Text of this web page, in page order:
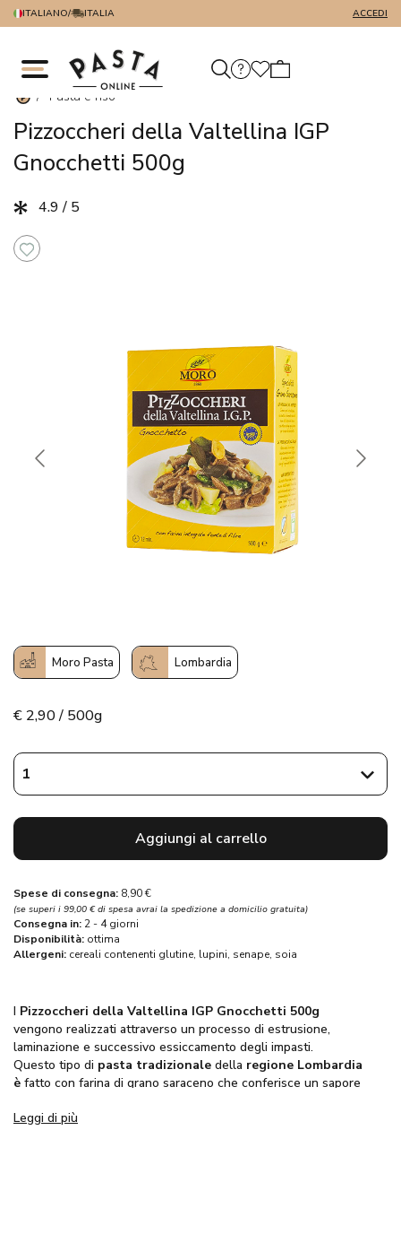
ITALIANO/ ITALIA ACCEDI
/ Pasta e riso
Pizzoccheri della Valtellina IGP
Gnocchetti 500g
4.9 / 5
Moro Pasta Lombardia
€ 2,90 / 500g
Aggiungi al carrello
Spese di consegna: 8,90 €
(se superi i 99,00 € di spesa avrai la spedizione a domicilio gratuita)
Consegna in: 2 - 4 giorni
Disponibilità: ottima
Allergeni: cereali contenenti glutine, lupini, senape, soia
I Pizzoccheri della Valtellina IGP Gnocchetti 500g
vengono realizzati attraverso un processo di estrusione,
laminazione e successivo essiccamento degli impasti.
Questo tipo di pasta tradizionale della regione Lombardia
è fatto con farina di grano saraceno che conferisce un sapore
Leggi di più